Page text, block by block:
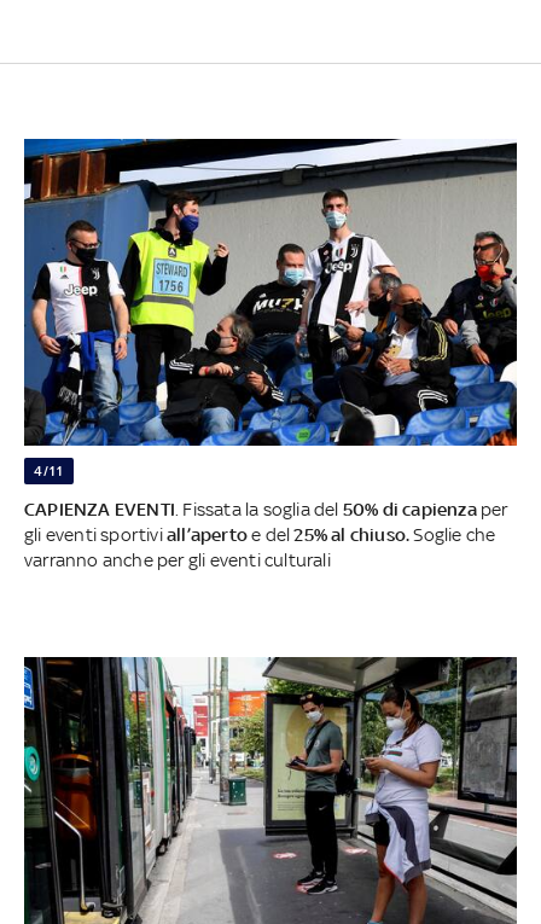
4/11
CAPIENZA EVENTI. Fissata la soglia del 50% di capienzaper
gli eventi sportiviall’apertoe del25% al chiuso.Soglie che
varranno anche per gli eventi culturali